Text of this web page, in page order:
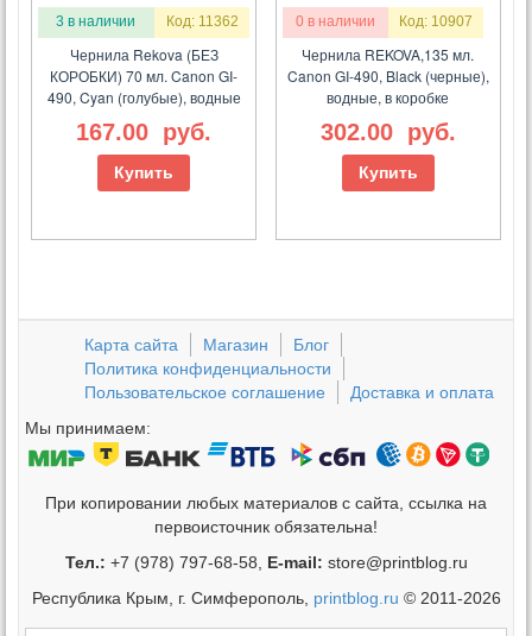
3 в наличии Код: 11362
Чернила Rekova (БЕЗ
КОРОБКИ) 70 мл. Canon GI-
490, Cyan (голубые), водные
167.00 руб.
Купить
0 в наличии Код: 10907
Чернила REKOVA,135 мл.
Canon GI-490, Black (черные),
водные, в коробке
302.00 руб.
Купить
Карта сайта Магазин
Блог
Политика конфиденциальности
Пользовательское соглашение
Доставка и оплата
Мы принимаем:
При копировании любых материалов с сайта, ссылка на
первоисточник обязательна!
Тел.: +7 (978) 797-68-58, E-mail: store@printblog.ru
Республика Крым, г. Симферополь, printblog.ru © 2011-2026